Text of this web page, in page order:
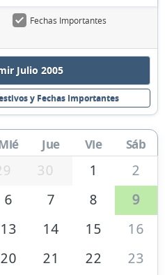
Fechas Importantes
Julio 2005
y Fechas Importantes
Jue Vie Sáb
30 1
2
6 7 8
9
13 14 15
16
20 21 22
23